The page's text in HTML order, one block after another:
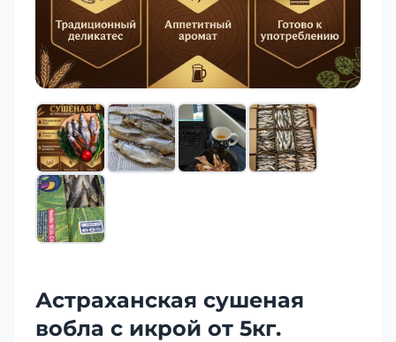
Астраханская сушеная
вобла с икрой от 5кг.